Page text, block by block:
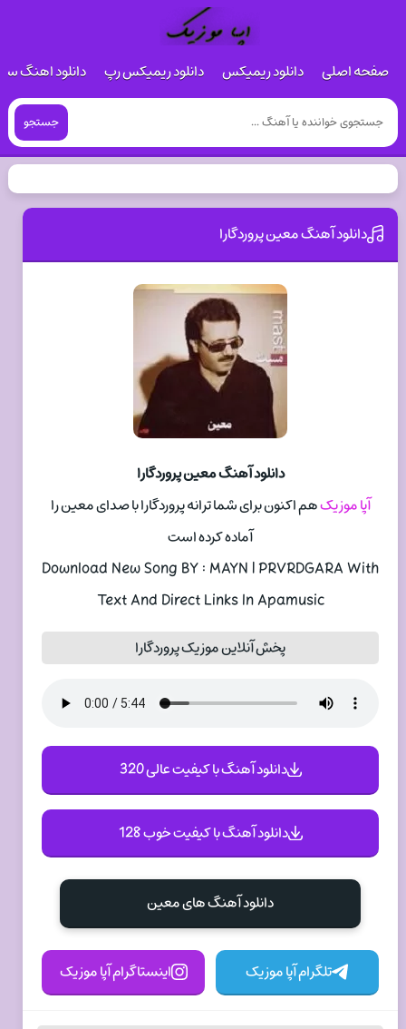
صفحه اصلی دانلود ریمیکس دانلود ریمیکس رپ دانلود اهنگ
جستجو
دانلود آهنگ معین پروردگارا
دانلود آهنگ معین پروردگارا
آپا موزیکهم اکنون برای شما ترانه پروردگارا با صدای معین را
آماده کرده است
Download New Song BY : MAYN | PRVRDGARA With
Text And Direct Links In Apamusic
پخش آنلاین موزیک پروردگارا
دانلود آهنگ با کیفیت عالی 320
دانلود آهنگ با کیفیت خوب 128
دانلود آهنگ های معین
تلگرام آپا موزیک اینستاگرام آپا موزیک